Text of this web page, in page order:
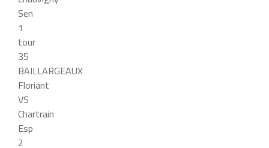
Sen
1
tour
35
BAILLARGEAUX
Floriant
VS
Chartrain
Esp
2